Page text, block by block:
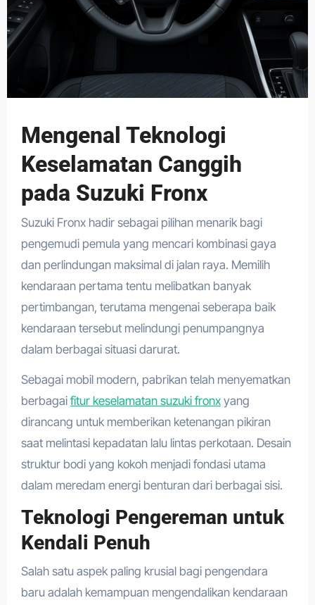
Mengenal Teknologi
Keselamatan Canggih
pada Suzuki Fronx
Suzuki Fronx hadir sebagai pilihan menarik bagi
pengemudi pemula yang mencari kombinasi gaya
dan perlindungan maksimal di jalan raya. Memilih
kendaraan pertama tentu melibatkan banyak
pertimbangan, terutama mengenai seberapa baik
kendaraan tersebut melindungi penumpangnya
dalam berbagai situasi darurat.
Sebagai mobil modern, pabrikan telah menyematkan
berbagai fitur keselamatan suzuki fronxyang
dirancang untuk memberikan ketenangan pikiran
saat melintasi kepadatan lalu lintas perkotaan. Desain
struktur bodi yang kokoh menjadi fondasi utama
dalam meredam energi benturan dari berbagai sisi.
Teknologi Pengereman untuk
Kendali Penuh
Salah satu aspek paling krusial bagi pengendara
baru adalah kemampuan mengendalikan kendaraan